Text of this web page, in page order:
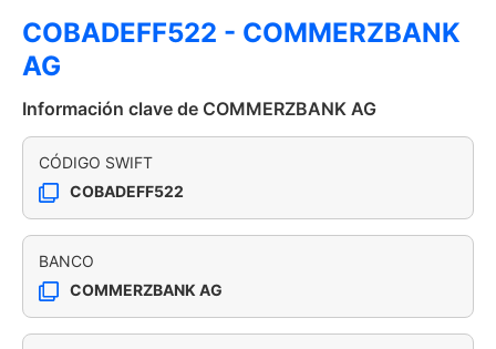
COBADEFF522 - COMMERZBANK
AG
Información clave de COMMERZBANK AG
CÓDIGO SWIFT
COBADEFF522
BANCO
COMMERZBANK AG